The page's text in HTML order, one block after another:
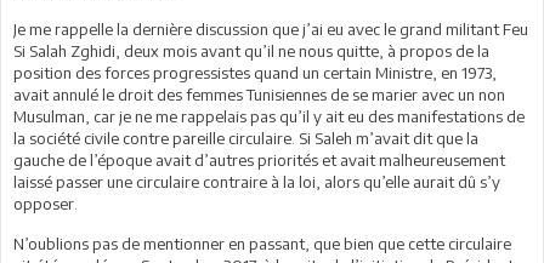
Je me rappelle la dernière discussion que j’ai eu avec le grand militant Feu
Si Salah Zghidi, deux mois avant qu’il ne nous quitte, à propos de la
position des forces progressistes quand un certain Ministre, en 1973,
avait annulé le droit des femmes Tunisiennes de se marier avec un non
Musulman, car je ne me rappelais pas qu’il y ait eu des manifestations de
la société civile contre pareille circulaire. Si Saleh m’avait dit que la
gauche de l’époque avait d’autres priorités et avait malheureusement
laissé passer une circulaire contraire à la loi, alors qu’elle aurait dû s’y
opposer.
N’oublions pas de mentionner en passant, que bien que cette circulaire